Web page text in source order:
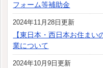
フォーム等補助金
2024年11月28日更新
【東日本・西日本お住ま
業について
2024年10月9日更新